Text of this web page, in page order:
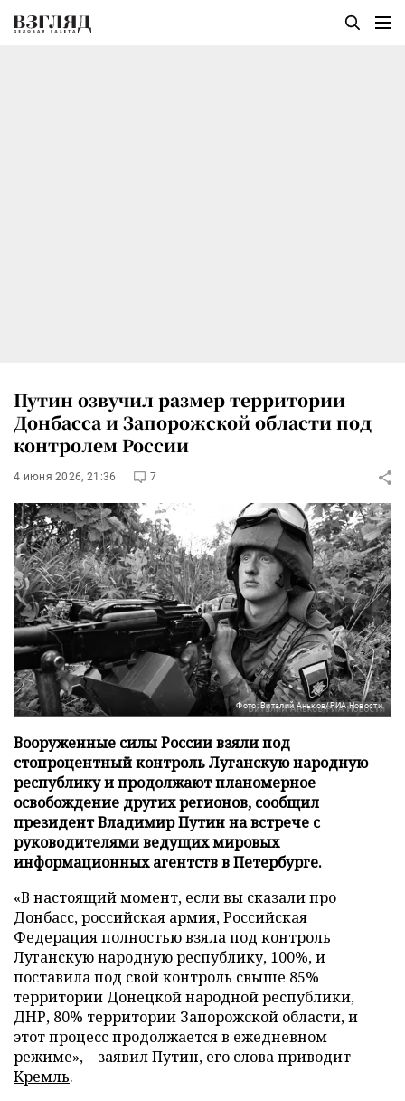
Путин озвучил размер территории
Донбасса и Запорожской области под
контролем России
4 июня 2026, 21:36 7
Фото: Виталий Аньков/РИА Новости
Вооруженные силы России взяли под
стопроцентный контроль Луганскую народную
республику и продолжают планомерное
освобождение других регионов, сообщил
президент Владимир Путин на встрече с
руководителями ведущих мировых
информационных агентств в Петербурге.
«В настоящий момент, если вы сказали про
Донбасс, российская армия, Российская
Федерация полностью взяла под контроль
Луганскую народную республику, 100%, и
поставила под свой контроль свыше 85%
территории Донецкой народной республики,
ДНР, 80% территории Запорожской области, и
этот процесс продолжается в ежедневном
режиме», – заявил Путин, его слова приводит
Кремль.